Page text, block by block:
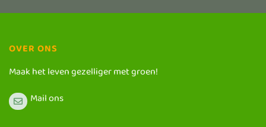
OVER ONS
Maak het leven gezelliger met groen!
Mail ons